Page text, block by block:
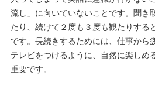
流し」に向いていないことです。聞き
たり、続けて２度も３度も観たりする
です。長続きするためには、仕事から
テレビをつけるように、自然に楽しめ
重要です。